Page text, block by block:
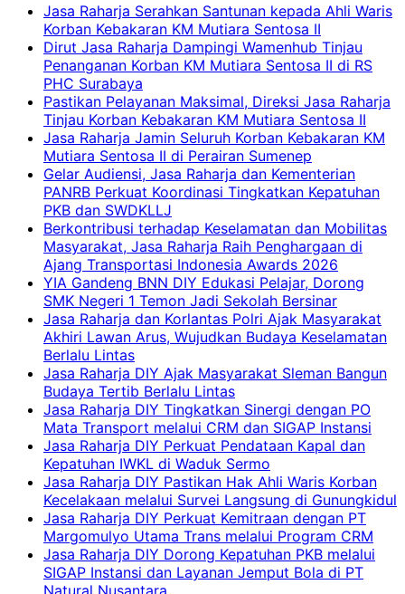
Jasa Raharja Serahkan Santunan kepada Ahli Waris
Korban Kebakaran KM Mutiara Sentosa II
Dirut Jasa Raharja Dampingi Wamenhub Tinjau
Penanganan Korban KM Mutiara Sentosa II di RS
PHC Surabaya
Pastikan Pelayanan Maksimal, Direksi Jasa Raharja
Tinjau Korban Kebakaran KM Mutiara Sentosa II
Jasa Raharja Jamin Seluruh Korban Kebakaran KM
Mutiara Sentosa II di Perairan Sumenep
Gelar Audiensi, Jasa Raharja dan Kementerian
PANRB Perkuat Koordinasi Tingkatkan Kepatuhan
PKB dan SWDKLLJ
Berkontribusi terhadap Keselamatan dan Mobilitas
Masyarakat, Jasa Raharja Raih Penghargaan di
Ajang Transportasi Indonesia Awards 2026
YIA Gandeng BNN DIY Edukasi Pelajar, Dorong
SMK Negeri 1 Temon Jadi Sekolah Bersinar
Jasa Raharja dan Korlantas Polri Ajak Masyarakat
Akhiri Lawan Arus, Wujudkan Budaya Keselamatan
Berlalu Lintas
Jasa Raharja DIY Ajak Masyarakat Sleman Bangun
Budaya Tertib Berlalu Lintas
Jasa Raharja DIY Tingkatkan Sinergi dengan PO
Mata Transport melalui CRM dan SIGAP Instansi
Jasa Raharja DIY Perkuat Pendataan Kapal dan
Kepatuhan IWKL di Waduk Sermo
Jasa Raharja DIY Pastikan Hak Ahli Waris Korban
Kecelakaan melalui Survei Langsung di Gunungkidul
Jasa Raharja DIY Perkuat Kemitraan dengan PT
Margomulyo Utama Trans melalui Program CRM
Jasa Raharja DIY Dorong Kepatuhan PKB melalui
SIGAP Instansi dan Layanan Jemput Bola di PT
Natural Nusantara